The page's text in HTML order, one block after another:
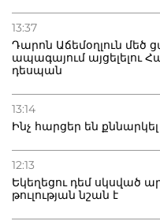
13:37
Դարոն Աճեմօղլուն մեծ
ապագայում այցելելու
դեսպան
13:14
Ինչ հարցեր են
12:13
Եկեղեցու դեմ սկսված
թուլության նշան է